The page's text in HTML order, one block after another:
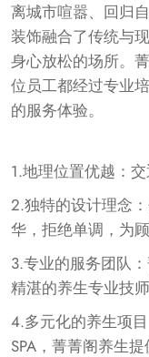
离城市喧嚣、回归
装饰融合了传统与
身心放松的场所。
位员工都经过专业
的服务体验。
1.地理位置优越：
2.独特的设计理念
华，拒绝单调，为
3.专业的服务团队
精湛的养生专业技
4.多元化的养生项
SPA，菁菁阁养生